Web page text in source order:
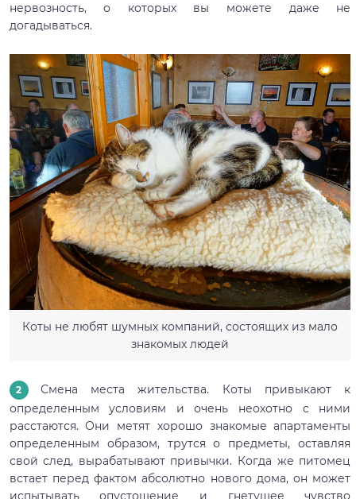
нервозность, о которых вы можете даже не
догадываться.
Коты не любят шумных компаний, состоящих из мало
знакомых людей
Смена места жительства. Коты привыкают к
определенным условиям и очень неохотно с ними
расстаются. Они метят хорошо знакомые апартаменты
определенным образом, трутся о предметы, оставляя
свой след, вырабатывают привычки. Когда же питомец
встает перед фактом абсолютно нового дома, он может